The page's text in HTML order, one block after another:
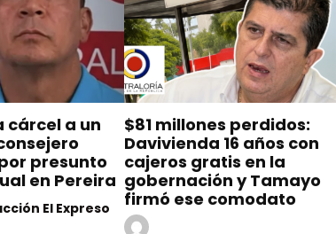
cárcel a un
presunto
en Pereira
El Expreso
$81 millones perdidos:
Davivienda 16 años con
cajeros gratis en la
gobernación y Tamayo
firmó ese comodato